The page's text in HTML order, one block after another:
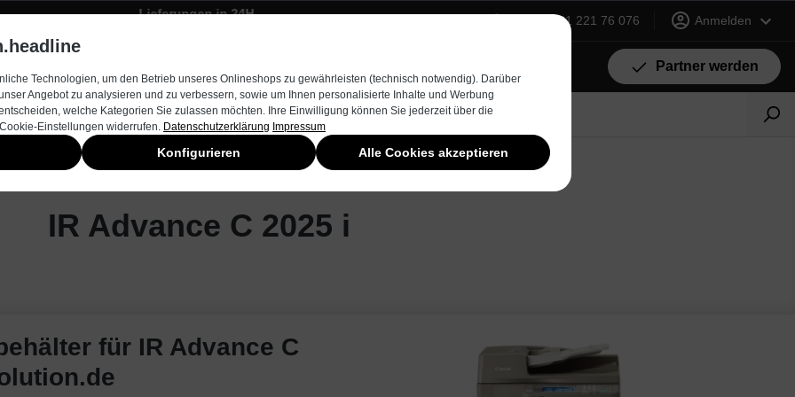
Lieferungen in 24H +49 (0) 231 221 76 076 Anmelden
Partner werden
IR Advance C 2025 i
für IR Advance C
Technologien, um den Betrieb unseres Onlineshops zu gewährleisten (technisch notwendig). Darüber
Angebot zu analysieren und zu verbessern, sowie um Ihnen personalisierte Inhalte und Werbung
welche Kategorien Sie zulassen möchten. Ihre Einwilligung können Sie jederzeit über die
Einstellungen widerrufen. Datenschutzerklärung Impressum
Konfigurieren Alle Cookies akzeptieren